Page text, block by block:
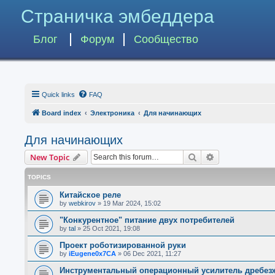
Страничка эмбеддера
Блог Форум Сообщество
Quick links FAQ
Board index Электроника Для начинающих
Для начинающих
New Topic Search
TOPICS
Китайское реле
by webkirov » 19 Mar 2024, 15:02
"Конкурентное" питание двух потребителей
by tal » 25 Oct 2021, 19:08
Проект роботизированной руки
by iEugene0x7CA » 06 Dec 2021, 11:27
Инструментальный операционный усилитель